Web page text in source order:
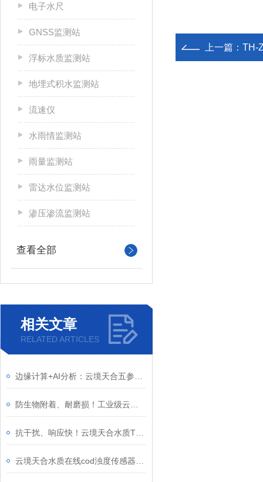
电子水尺
GNSS监测站
浮标水质监测站
地埋式积水监测站
流速仪
水雨情监测站
雨量监测站
雷达水位监测站
渗压渗流监测站
查看全部
相关文章
RELATED ARTICLES
上一篇： TH-